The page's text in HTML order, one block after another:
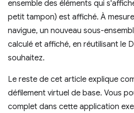
ensemble des éléments qui
petit tampon) est affiché. À
navigue, un nouveau sous-
calculé et affiché, en réutilisant le
souhaitez.
Le reste de cet article explique
défilement virtuel de base. Vous
complet dans cette application